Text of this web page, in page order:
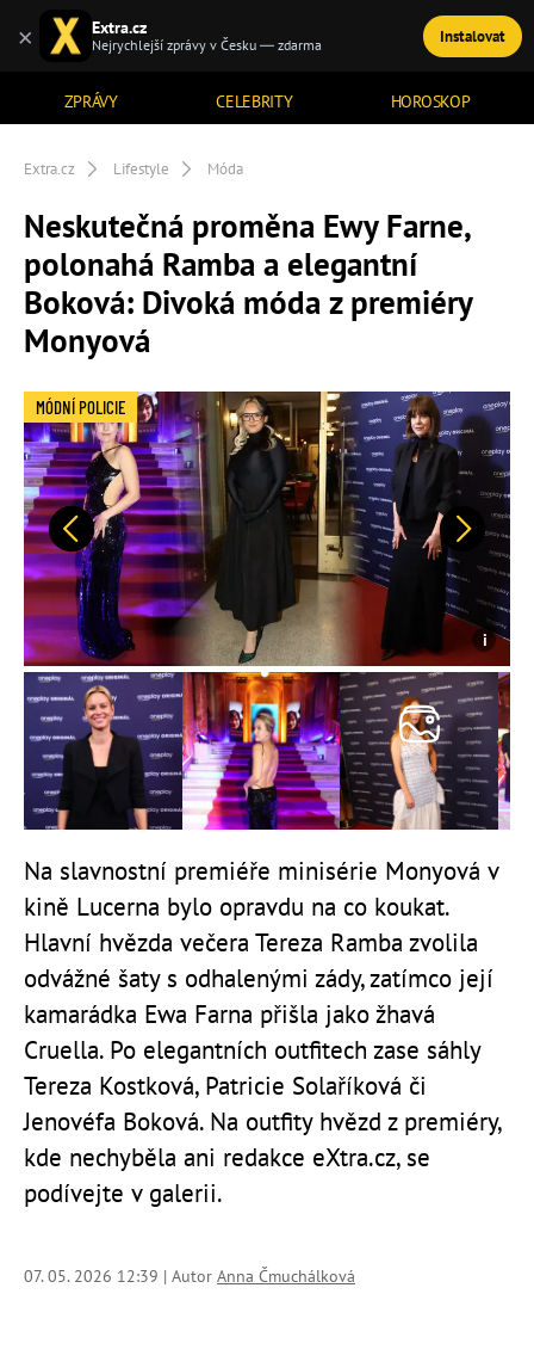
ZPRÁVY CELEBRITY HOROSKOP
TÉMATA
Extra.cz Lifestyle Móda
Neskutečná proměna Ewy Farne,
polonahá Ramba a elegantní
Boková: Divoká móda z premiéry
Monyová
Předchozí Další
MÓDNÍ POLICIE
Na slavnostní premiéře minisérie Monyová v
kině Lucerna bylo opravdu na co koukat.
Hlavní hvězda večera Tereza Ramba zvolila
odvážné šaty s odhalenými zády, zatímco její
kamarádka Ewa Farna přišla jako žhavá
Cruella. Po elegantních outfitech zase sáhly
Tereza Kostková, Patricie Solaříková či
Jenovéfa Boková. Na outfity hvězd z premiéry,
kde nechyběla ani redakce eXtra.cz, se
podívejte v galerii.
07. 05. 2026 12:39 | Autor Anna Čmuchálková
× Extra.cz
Nejrychlejší zprávy v Česku — zdarma Instalovat